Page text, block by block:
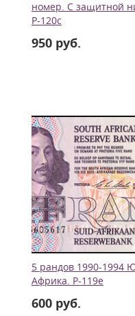
номер. С защитной
Р-120с
950 руб.
5 рандов 1990-1994
Африка. Р-119е
600 руб.